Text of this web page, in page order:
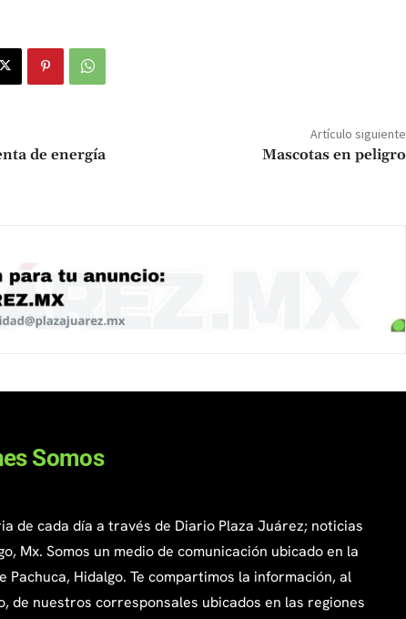
de energía
Artículo siguiente
Mascotas en peligro
Somos
de cada día a través de Diario Plaza Juárez; noticias
Mx. Somos un medio de comunicación ubicado en la
Pachuca, Hidalgo. Te compartimos la información, al
de nuestros corresponsales ubicados en las regiones